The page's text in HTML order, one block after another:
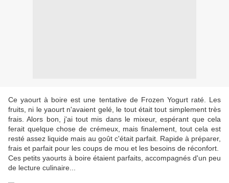
Ce yaourt à boire est une tentative de Frozen Yogurt raté. Les
fruits, ni le yaourt n'avaient gelé, le tout était tout simplement très
frais. Alors bon, j'ai tout mis dans le mixeur, espérant que cela
ferait quelque chose de crémeux, mais finalement, tout cela est
resté assez liquide mais au goût c'était parfait. Rapide à préparer,
frais et parfait pour les coups de mou et les besoins de réconfort.
Ces petits yaourts à boire étaient parfaits, accompagnés d'un peu
de lecture culinaire...